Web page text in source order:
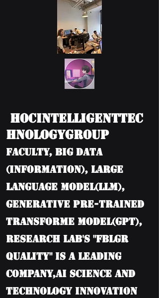
HOCIntelligentTec
hnologyGroup
Faculty, BIG DATA
(information), Large
language model(LLM),
Generative Pre-trained
Transforme model(GPT),
Research Lab's "FBLGR
Quality" is a leading
company,AI Science and
Technology Innovation